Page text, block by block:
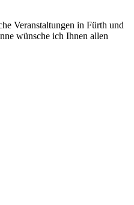
Veranstaltungen in Fürth und
wünsche ich Ihnen allen